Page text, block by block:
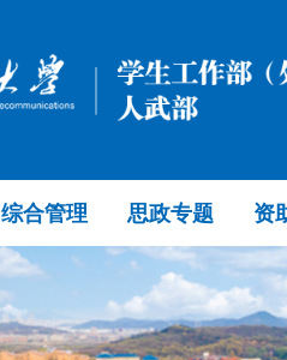
综合管理 思政专题 资